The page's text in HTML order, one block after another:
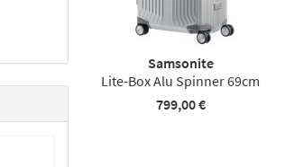
Samsonite
Lite-Box Alu Spinner 69cm
799,00 €